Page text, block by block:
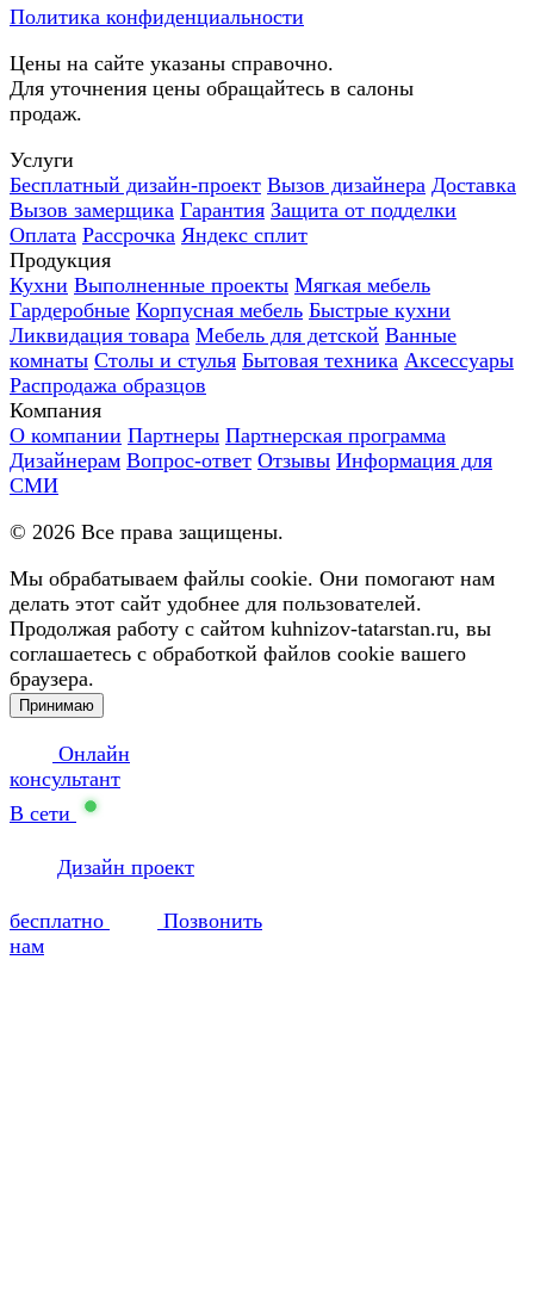
Политика конфиденциальности
Цены на сайте указаны справочно.
Для уточнения цены обращайтесь в салоны
продаж.
Услуги
Бесплатный дизайн-проект Вызов дизайнера Доставка
Вызов замерщика Гарантия Защита от подделки
Оплата Рассрочка Яндекс сплит
Продукция
Кухни Выполненные проекты Мягкая мебель
Гардеробные Корпусная мебель Быстрые кухни
Ликвидация товара Мебель для детской Ванные
комнаты Столы и стулья Бытовая техника Аксессуары
Распродажа образцов
Компания
О компании Партнеры Партнерская программа
Дизайнерам Вопрос-ответ Отзывы Информация для
СМИ
© 2026 Все права защищены.
Мы обрабатываем файлы cookie. Они помогают нам
делать этот сайт удобнее для пользователей.
Продолжая работу с сайтом kuhnizov-tatarstan.ru, вы
соглашаетесь с обработкой файлов cookie вашего
браузера.
Принимаю
Онлайн
консультант
В сети
Дизайн проект
бесплатно
Позвонить
нам